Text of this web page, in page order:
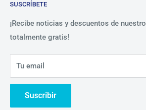
Beneficios
Nosotros
Contáctanos
Política de Privacidad
SUSCRÍBETE
¡Recibe noticias y descuentos de
totalmente gratis!
Tu email
Suscribir